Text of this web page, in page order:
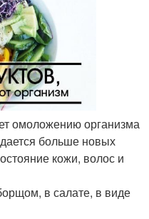
омоложению организма
больше новых
кожи, волос и
в салате, в виде